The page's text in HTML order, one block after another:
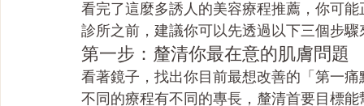
看完了這麼多誘人的美容療程推薦，你可
診所之前，建議你可以先透過以下三個步驟
第一步：釐清你最在意的肌膚問題
看著鏡子，找出你目前最想改善的「第一
不同的療程有不同的專長，釐清首要目標